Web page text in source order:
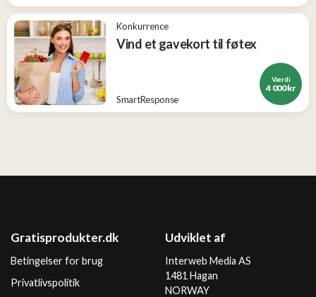
Konkurrence
Vind et gavekort til føtex
SmartResponse
Værdi
4 000 kr
Gratisprodukter.dk
Betingelser for brug
Privatlivspolitik
Udviklet af
Interweb Media AS
1481 Hagan
NORWAY